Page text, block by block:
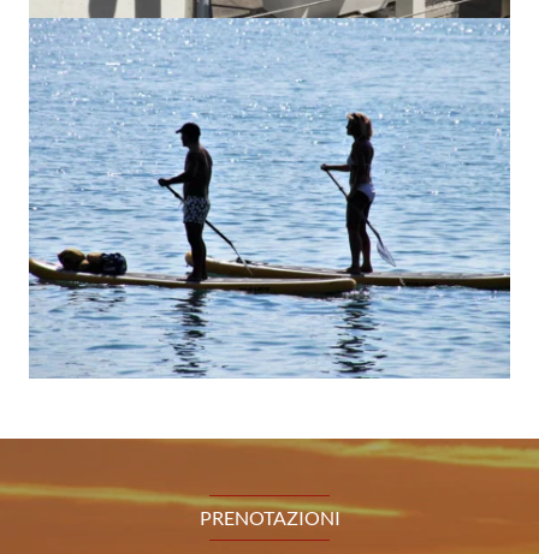
PRENOTAZIONI